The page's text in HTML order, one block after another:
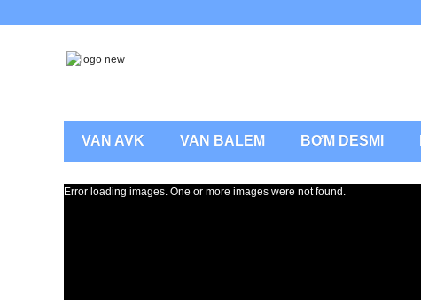
VAN AVK VAN BALEM BƠM DESMI
Error loading images. One or more images were not found.